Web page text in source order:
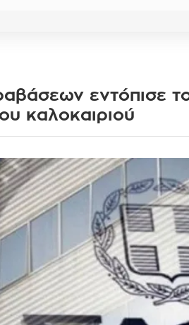
εντόπισε
καλοκαιριού